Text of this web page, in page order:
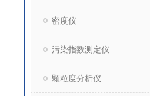
密度仪
污染指数测定仪
颗粒度分析仪